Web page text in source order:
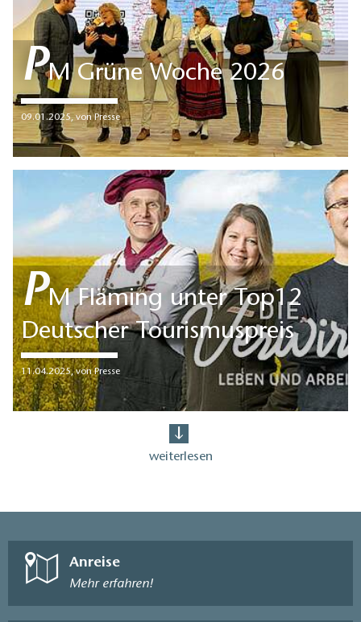
PM Grüne Woche 2026
09.01.2025,von Presse
PM Fläming unter Top12
Deutscher Tourismuspreis
11.04.2025,von Presse
weiterlesen
Anreise
Mehr erfahren!